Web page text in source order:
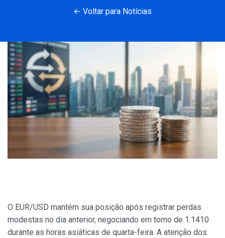
← Voltar para Notícias
O EUR/USD mantém sua posição após registrar perdas
modestas no dia anterior, negociando em torno de 1.1410
durante as horas asiáticas de quarta-feira. A atenção dos